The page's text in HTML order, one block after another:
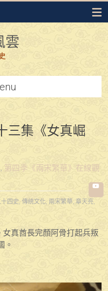
雲
三集《女真崛
, 第四季《兩宋繁華》在線觀
四史,傳統文化, 兩宋繁華,章天亮,
真酋長完顏阿骨打起兵叛
。